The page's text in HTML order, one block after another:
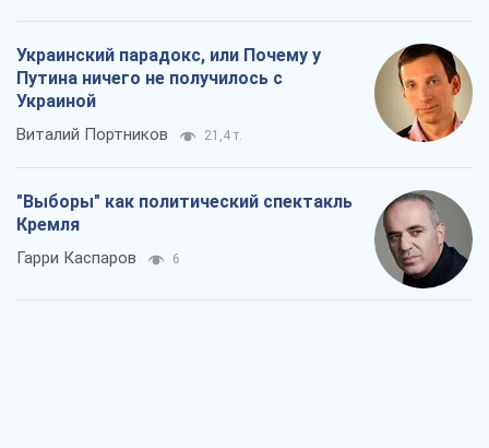
Украинский парадокс, или Почему у
Путина ничего не получилось с
Украиной
Виталий Портников 21,4 т.
"Выборы" как политический спектакль
Кремля
Гарри Каспаров 6